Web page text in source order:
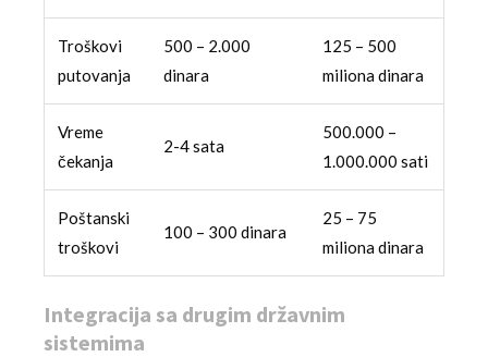
Troškovi
putovanja
500 – 2.000
dinara
125 – 500
miliona dinara
Vreme
čekanja
2-4 sata
500.000 –
1.000.000 sati
Poštanski
troškovi
100 – 300 dinara
25 – 75
miliona dinara
Integracija sa drugim državnim
sistemima